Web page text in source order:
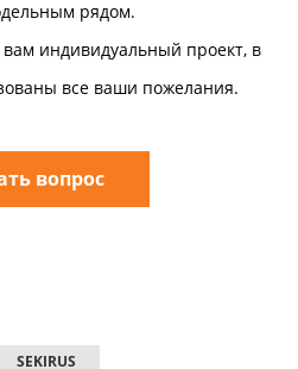
рядом.
индивидуальный проект, в
все ваши пожелания.
вопрос
SEKIRUS